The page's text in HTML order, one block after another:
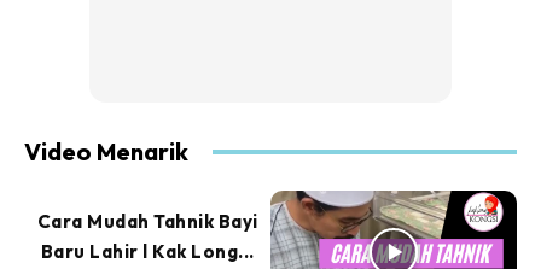
Video Menarik
Cara Mudah Tahnik Bayi
Baru Lahir l Kak Long...